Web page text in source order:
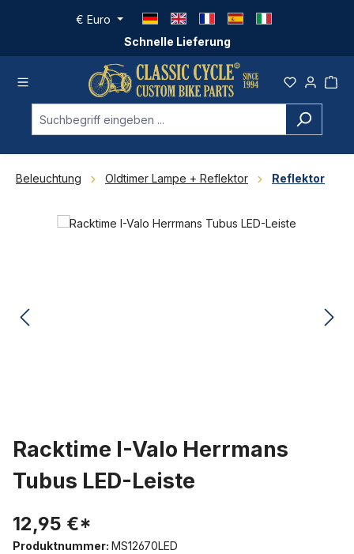
Zum Hauptinhalt springen
Schnelle Lieferung
€ Euro
Beleuchtung Oldtimer Lampe + Reflektor Reflektor
Bildergalerie überspringen
Racktime I-Valo Herrmans
Tubus LED-Leiste
12,95 €*
Produktnummer: MS12670LED